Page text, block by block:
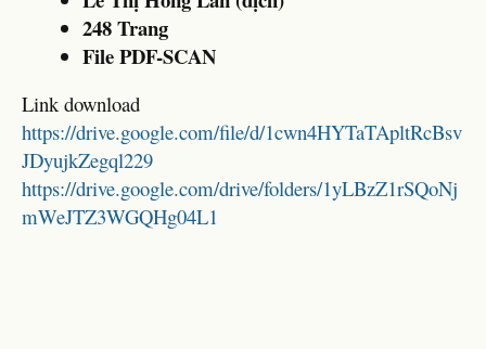
248 Trang
File PDF-SCAN
Link download
https://drive.google.com/file/d/1cwn4HYTaTApltRcBsv
JDyujkZegql229
https://drive.google.com/drive/folders/1yLBzZ1rSQoNj
mWeJTZ3WGQHg04L1